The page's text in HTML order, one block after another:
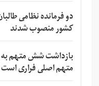
دو فرمانده نظامی
کشور منصوب شدند
بازداشت شش متهم
متهم اصلی فراری است